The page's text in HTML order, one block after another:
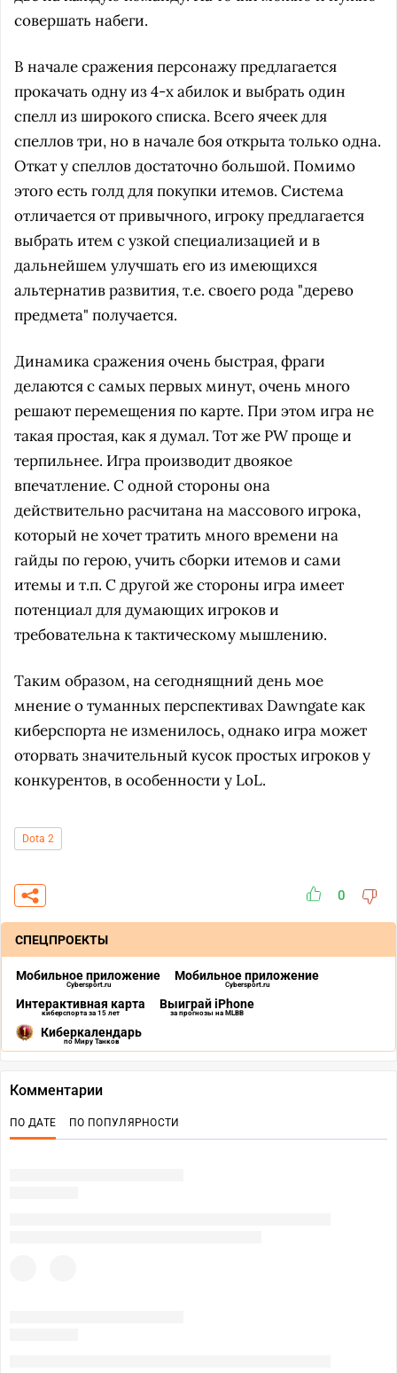
совершать набеги.
В начале сражения персонажу предлагается
прокачать одну из 4-х абилок и выбрать один
спелл из широкого списка. Всего ячеек для
спеллов три, но в начале боя открыта только одна.
Откат у спеллов достаточно большой. Помимо
этого есть голд для покупки итемов. Система
отличается от привычного, игроку предлагается
выбрать итем с узкой специализацией и в
дальнейшем улучшать его из имеющихся
альтернатив развития, т.е. своего рода "дерево
предмета" получается.
Динамика сражения очень быстрая, фраги
делаются с самых первых минут, очень много
решают перемещения по карте. При этом игра не
такая простая, как я думал. Тот же PW проще и
терпильнее. Игра производит двоякое
впечатление. С одной стороны она
действительно расчитана на массового игрока,
который не хочет тратить много времени на
гайды по герою, учить сборки итемов и сами
итемы и т.п. С другой же стороны игра имеет
потенциал для думающих игроков и
требовательна к тактическому мышлению.
Таким образом, на сегоднящний день мое
мнение о туманных перспективах Dawngate как
киберспорта не изменилось, однако игра может
оторвать значительный кусок простых игроков у
конкурентов, в особенности у LoL.
Dota 2
0
СПЕЦПРОЕКТЫ
Мобильное приложение
Cybersport.ru
Мобильное приложение
Cybersport.ru
Интерактивная карта
киберспорта за 15 лет
Выиграй iPhone
за прогнозы на MLBB
Киберкалендарь
по Миру Танков
Комментарии
ПО ДАТЕ ПО ПОПУЛЯРНОСТИ